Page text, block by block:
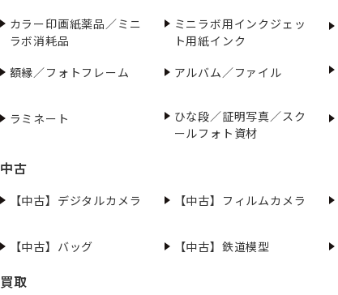
カラー印画紙薬品／ミニ
ラボ消耗品
ミニラボ用インクジェッ
ト用紙インク
額縁／フォトフレーム
アルバム／ファイル
ラミネート
ひな段／証明写真／スク
ールフォト資材
中古
【中古】デジタルカメラ 【中古】フィルムカメラ
【中古】バッグ 【中古】鉄道模型
買取